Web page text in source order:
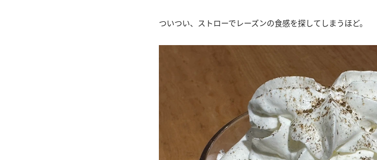
ついつい、ストローでレーズンの食感を探してしまうほど。